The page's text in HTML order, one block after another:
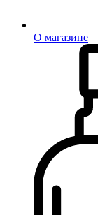
О магазине